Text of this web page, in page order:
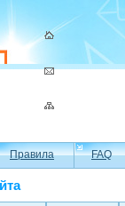
Правила FAQ